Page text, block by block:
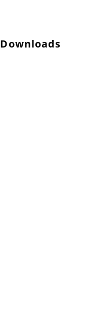
Downloads